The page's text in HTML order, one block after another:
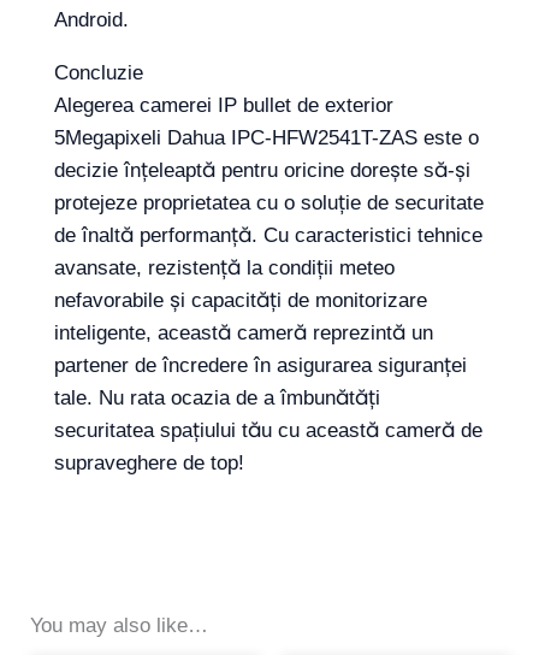
Android.
Concluzie
Alegerea camerei IP bullet de exterior
5Megapixeli Dahua IPC-HFW2541T-ZAS este o
decizie înțeleaptă pentru oricine dorește să-și
protejeze proprietatea cu o soluție de securitate
de înaltă performanță. Cu caracteristici tehnice
avansate, rezistență la condiții meteo
nefavorabile și capacități de monitorizare
inteligente, această cameră reprezintă un
partener de încredere în asigurarea siguranței
tale. Nu rata ocazia de a îmbunătăți
securitatea spațiului tău cu această cameră de
supraveghere de top!
You may also like…